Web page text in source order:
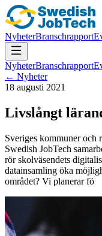
NyheterBranschrapport
NyheterBranschrapport
← Nyheter
18 augusti 2021
Livslångt
Sveriges kommuner och
Swedish JobTech
rör skolväsendets
datainsamling öka
området? Vi planerar fö